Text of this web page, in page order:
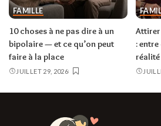
FAMILLE
10 choses à ne pas dire à un
bipolaire — et ce qu’on peut
faire à la place
JUILLET 29, 2026
Attirer
: